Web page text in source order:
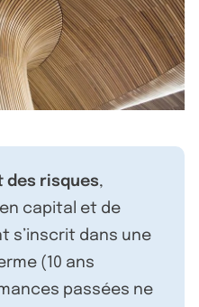
des risques,
capital et de
s’inscrit dans une
(10 ans
passées ne